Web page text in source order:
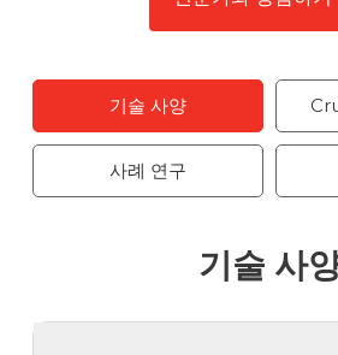
기술 사양
사례 연구
기술 사